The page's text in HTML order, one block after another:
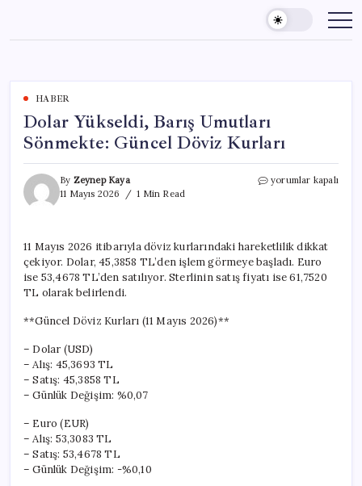
content
HABER
Dolar Yükseldi, Barış Umutları
Sönmekte: Güncel Döviz Kurları
By Zeynep Kaya
11 Mayıs 2026
1 Min Read
Dolar
Güncel
Döviz
Kurları
yorumlar kapalı
11 Mayıs 2026 itibarıyla döviz kurlarındaki hareketlilik dikkat
çekiyor. Dolar, 45,3858 TL’den işlem görmeye başladı. Euro
ise 53,4678 TL’den satılıyor. Sterlinin satış fiyatı ise 61,7520
TL olarak belirlendi.
**Güncel Döviz Kurları (11 Mayıs 2026)**
– Dolar (USD)
– Alış: 45,3693 TL
– Satış: 45,3858 TL
– Günlük Değişim: %0,07
– Euro (EUR)
– Alış: 53,3083 TL
– Satış: 53,4678 TL
– Günlük Değişim: -%0,10